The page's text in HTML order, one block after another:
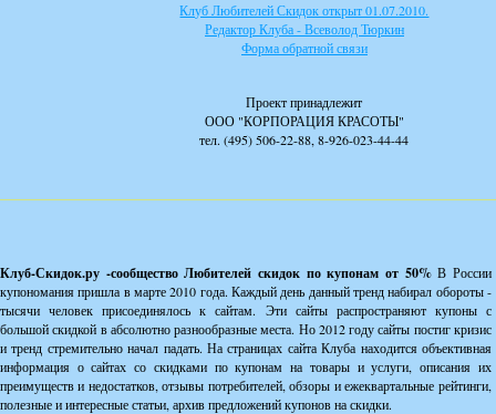
Клуб Любителей Скидок открыт 01.07.2010.
Редактор Клуба - Всеволод Тюркин
Форма обратной связи
Проект принадлежит
ООО "КОРПОРАЦИЯ КРАСОТЫ"
тел. (495) 506-22-88, 8-926-023-44-44
Клуб-Скидок.ру -сообщество Любителей скидок по купонам от 50%В России
купономания пришла в марте 2010 года. Каждый день данный тренд набирал обороты -
тысячи человек присоединялось к сайтам. Эти сайты распространяют купоны с
большой скидкой в абсолютно разнообразные места. Но 2012 году сайты постиг кризис
и тренд стремительно начал падать. На страницах сайта Клуба находится объективная
информация о сайтах со скидками по купонам на товары и услуги, описания их
преимуществ и недостатков, отзывы потребителей, обзоры и ежеквартальные рейтинги,
полезные и интересные статьи, архив предложений купонов на скидки.